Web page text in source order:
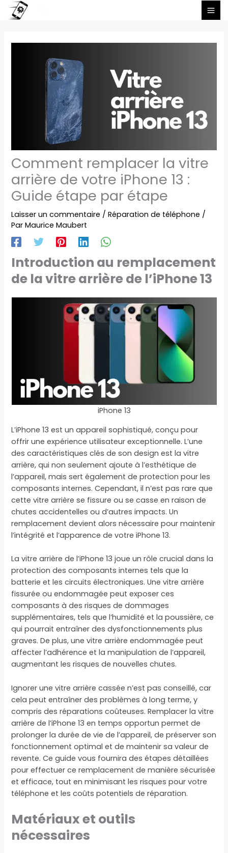
Aller
Comment remplacer la vitre
arrière de votre iPhone 13 :
Guide étape par étape
Laisser un commentaire /Réparation de téléphone /
ParMaurice Maubert
Introduction au remplacement
de la vitre arrière de l’iPhone 13
iPhone 13
L’iPhone 13 est un appareil sophistiqué, conçu pour
offrir une expérience utilisateur exceptionnelle. L’une
des caractéristiques clés de son design est la vitre
arrière, qui non seulement ajoute à l’esthétique de
l’appareil, mais sert également de protection pour les
composants internes. Cependant, il n’est pas rare que
cette vitre arrière se fissure ou se casse en raison de
chutes accidentelles ou d’autres impacts. Un
remplacement devient alors nécessaire pour maintenir
l’intégrité et l’apparence de votre iPhone 13.
La vitre arrière de l’iPhone 13 joue un rôle crucial dans la
protection des composants internes tels que la
batterie et les circuits électroniques. Une vitre arrière
fissurée ou endommagée peut exposer ces
composants à des risques de dommages
supplémentaires, tels que l’humidité et la poussière, ce
qui pourrait entraîner des dysfonctionnements plus
graves. De plus, une vitre arrière endommagée peut
affecter l’adhérence et la manipulation de l’appareil,
augmentant les risques de nouvelles chutes.
Ignorer une vitre arrière cassée n’est pas conseillé, car
cela peut entraîner des problèmes à long terme, y
compris des réparations coûteuses. Remplacer la vitre
arrière de l’iPhone 13 en temps opportun permet de
prolonger la durée de vie de l’appareil, de préserver son
fonctionnement optimal et de maintenir sa valeur de
revente. Ce guide vous fournira des étapes détaillées
pour effectuer ce remplacement de manière sécurisée
et efficace, tout en minimisant les risques pour votre
téléphone et les coûts potentiels de réparation.
Matériaux et outils
nécessaires